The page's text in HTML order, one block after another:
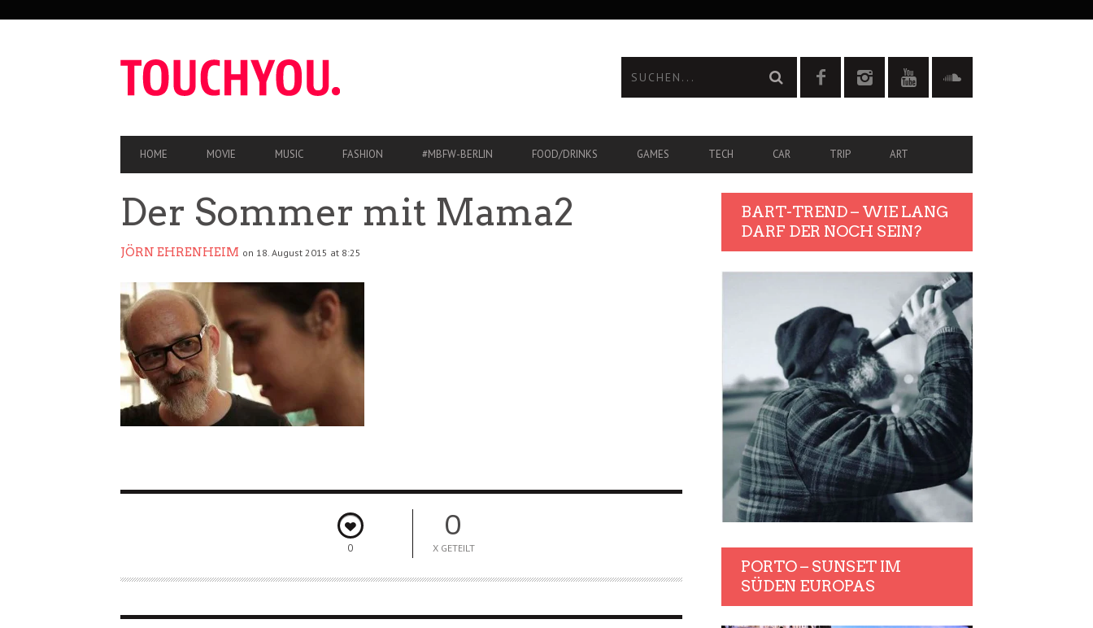
HAUPT-
NAVIGATION
HOME MOVIE MUSIC FASHION #MBFW-BERLIN FOOD/DRINKS GAMES TECH CAR TRIP ART
Der Sommer mit Mama2
JÖRN EHRENHEIM on 18. August 2015 at 8:25
0
0
X GETEILT
BART-TREND – WIE LANG
DARF DER NOCH SEIN?
PORTO – SUNSET IM
SÜDEN EUROPAS